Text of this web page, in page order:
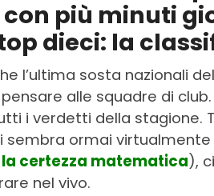
più minuti
dieci: la
l’ultima sosta nazionali
alle squadre di
i verdetti della stagione.
sembra ormai
certezza matematica),
nel vivo.